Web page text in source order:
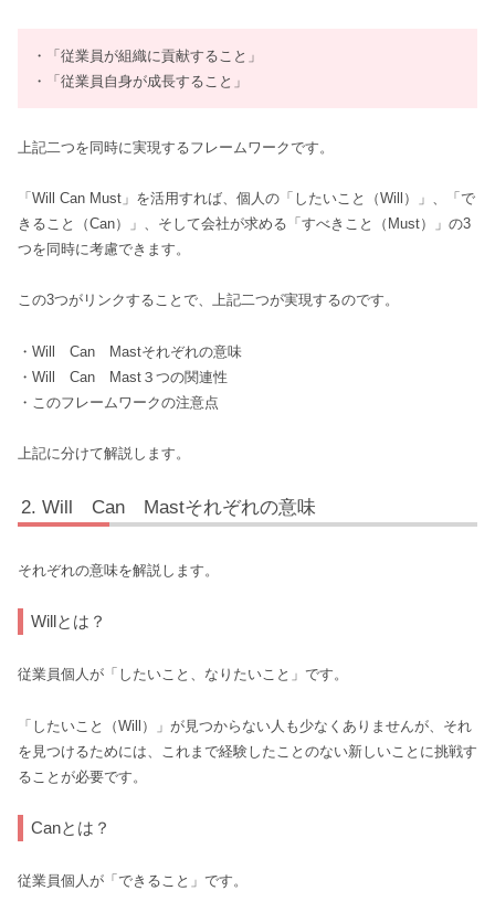
・「従業員が組織に貢献すること」
・「従業員自身が成長すること」
上記二つを同時に実現するフレームワークです。
「Will Can Must」を活用すれば、個人の「したいこと（Will）」、「で
きること（Can）」、そして会社が求める「すべきこと（Must）」の3
つを同時に考慮できます。
この3つがリンクすることで、上記二つが実現するのです。
・Will Can Mastそれぞれの意味
・Will Can Mast３つの関連性
・このフレームワークの注意点
上記に分けて解説します。
Will Can Mastそれぞれの意味
それぞれの意味を解説します。
Willとは？
従業員個人が「したいこと、なりたいこと」です。
「したいこと（Will）」が見つからない人も少なくありませんが、それ
を見つけるためには、これまで経験したことのない新しいことに挑戦す
ることが必要です。
Canとは？
従業員個人が「できること」です。